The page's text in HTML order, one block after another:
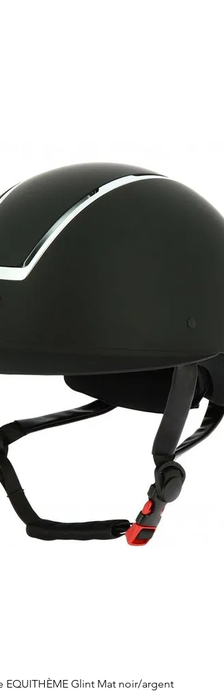
Aperçu rapide
EQUITHÈME Glint Mat noir/argent